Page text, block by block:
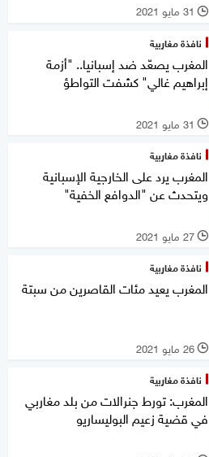
l 31 مايو 2021
نافذة مغاربية
المغرب يصعّد ضد إسبانيا.. "أزمة
إبراهيم غالي" كشفت التواطؤ
l 31 مايو 2021
نافذة مغاربية
المغرب يرد على الخارجية الإسبانية
ويتحدث عن "الدوافع الخفية"
l 27 مايو 2021
نافذة مغاربية
المغرب يعيد مئات القاصرين من سبتة
l 26 مايو 2021
نافذة مغاربية
المغرب: تورط جنرالات من بلد مغاربي
في قضية زعيم البوليساريو